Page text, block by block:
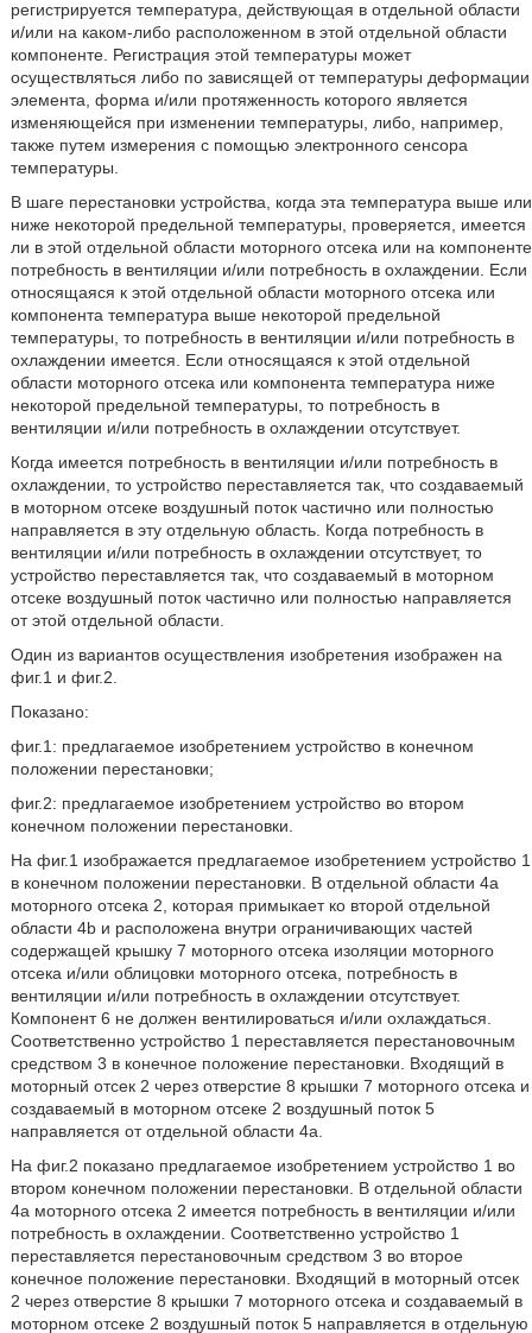
регистрируется температура, действующая в отдельной области
и/или на каком-либо расположенном в этой отдельной области
компоненте. Регистрация этой температуры может
осуществляться либо по зависящей от температуры деформации
элемента, форма и/или протяженность которого является
изменяющейся при изменении температуры, либо, например,
также путем измерения с помощью электронного сенсора
температуры.
В шаге перестановки устройства, когда эта температура выше или
ниже некоторой предельной температуры, проверяется, имеется
ли в этой отдельной области моторного отсека или на компоненте
потребность в вентиляции и/или потребность в охлаждении. Если
относящаяся к этой отдельной области моторного отсека или
компонента температура выше некоторой предельной
температуры, то потребность в вентиляции и/или потребность в
охлаждении имеется. Если относящаяся к этой отдельной
области моторного отсека или компонента температура ниже
некоторой предельной температуры, то потребность в
вентиляции и/или потребность в охлаждении отсутствует.
Когда имеется потребность в вентиляции и/или потребность в
охлаждении, то устройство переставляется так, что создаваемый
в моторном отсеке воздушный поток частично или полностью
направляется в эту отдельную область. Когда потребность в
вентиляции и/или потребность в охлаждении отсутствует, то
устройство переставляется так, что создаваемый в моторном
отсеке воздушный поток частично или полностью направляется
от этой отдельной области.
Один из вариантов осуществления изобретения изображен на
фиг.1 и фиг.2.
Показано:
фиг.1: предлагаемое изобретением устройство в конечном
положении перестановки;
фиг.2: предлагаемое изобретением устройство во втором
конечном положении перестановки.
На фиг.1 изображается предлагаемое изобретением устройство 1
в конечном положении перестановки. В отдельной области 4a
моторного отсека 2, которая примыкает ко второй отдельной
области 4b и расположена внутри ограничивающих частей
содержащей крышку 7 моторного отсека изоляции моторного
отсека и/или облицовки моторного отсека, потребность в
вентиляции и/или потребность в охлаждении отсутствует.
Компонент 6 не должен вентилироваться и/или охлаждаться.
Соответственно устройство 1 переставляется перестановочным
средством 3 в конечное положение перестановки. Входящий в
моторный отсек 2 через отверстие 8 крышки 7 моторного отсека и
создаваемый в моторном отсеке 2 воздушный поток 5
направляется от отдельной области 4a.
На фиг.2 показано предлагаемое изобретением устройство 1 во
втором конечном положении перестановки. В отдельной области
4a моторного отсека 2 имеется потребность в вентиляции и/или
потребность в охлаждении. Соответственно устройство 1
переставляется перестановочным средством 3 во второе
конечное положение перестановки. Входящий в моторный отсек
2 через отверстие 8 крышки 7 моторного отсека и создаваемый в
моторном отсеке 2 воздушный поток 5 направляется в отдельную